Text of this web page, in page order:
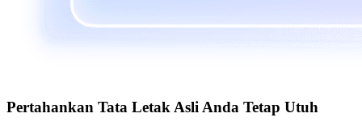
Pertahankan Tata Letak Asli Anda Tetap Utuh